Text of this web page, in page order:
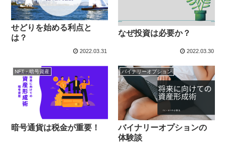
せどりを始める利点と
は？
2022.03.31
なぜ投資は必要か？
2022.03.30
NFT・暗号資産
暗号通貨は税金が重要！
バイナリーオプション
バイナリーオプションの
体験談